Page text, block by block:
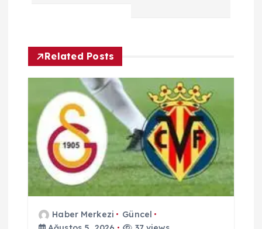
e
z
n
m
e
Related Posts
Haber Merkezi
Güncel